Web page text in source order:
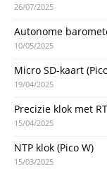
26/07/2025
Autonome
10/05/2025
Micro SD-kaart
19/04/2025
Precizie klok met
15/04/2025
NTP klok (Pico W)
15/03/2025